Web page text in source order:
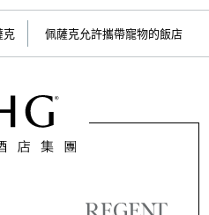
克 佩薩克允許攜帶寵物的飯店